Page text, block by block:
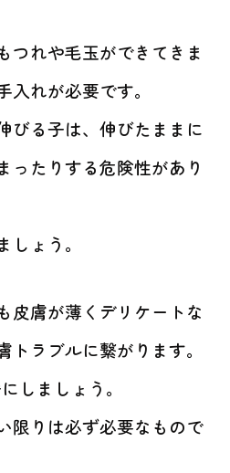
つれや毛玉ができてきま
れが必要です。
びる子は、伸びたままに
ったりする危険性があり
ょう。
皮膚が薄くデリケートな
ラブルに繋がります。
しましょう。
限りは必ず必要なもので